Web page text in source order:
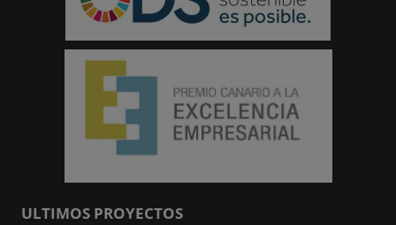
ULTIMOS PROYECTOS